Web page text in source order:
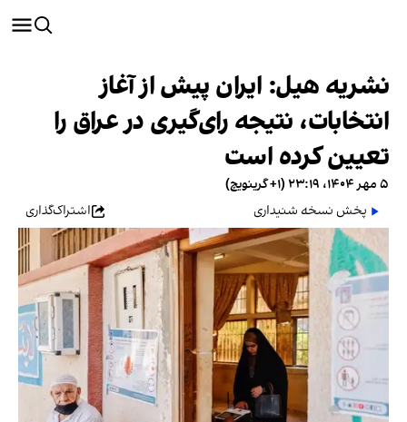
نشریه هیل: ایران پیش از آغاز
انتخابات، نتیجه رای‌گیری در عراق را
تعیین کرده است
۵ مهر ۱۴۰۴، ۲۳:۱۹ (‎+۱ گرینویچ)
پخش نسخه شنیداری
اشتراک‌گذاری